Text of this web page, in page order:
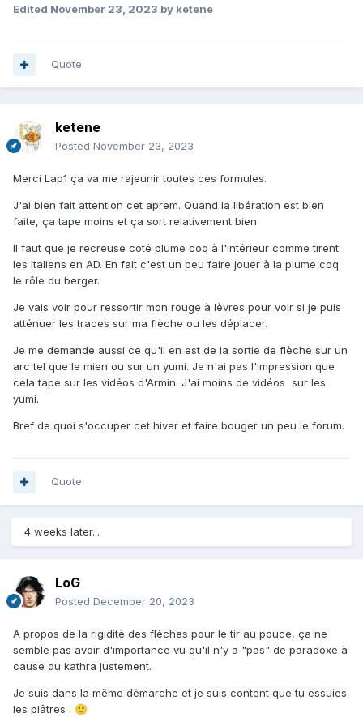
Edited November 23, 2023 by ketene
Quote
ketene
Posted November 23, 2023
Merci Lap1 ça va me rajeunir toutes ces formules.
J'ai bien fait attention cet aprem. Quand la libération est bien
faite, ça tape moins et ça sort relativement bien.
Il faut que je recreuse coté plume coq à l'intérieur comme tirent
les Italiens en AD. En fait c'est un peu faire jouer à la plume coq
le rôle du berger.
Je vais voir pour ressortir mon rouge à lèvres pour voir si je puis
atténuer les traces sur ma flèche ou les déplacer.
Je me demande aussi ce qu'il en est de la sortie de flèche sur un
arc tel que le mien ou sur un yumi. Je n'ai pas l'impression que
cela tape sur les vidéos d'Armin. J'ai moins de vidéos sur les
yumi.
Bref de quoi s'occuper cet hiver et faire bouger un peu le forum.
Quote
4 weeks later...
LoG
Posted December 20, 2023
A propos de la rigidité des flèches pour le tir au pouce, ça ne
semble pas avoir d'importance vu qu'il n'y a "pas" de paradoxe à
cause du kathra justement.
Je suis dans la même démarche et je suis content que tu essuies
les plâtres . 🙂